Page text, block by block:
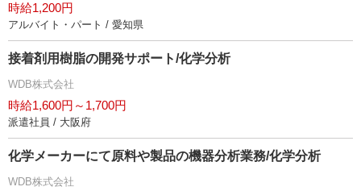
時給1,200円
アルバイト・パート / 愛知県
接着剤用樹脂の開発サポート/化学分析
WDB株式会社
時給1,600円～1,700円
派遣社員 / 大阪府
化学メーカーにて原料や製品の機器分析業務/化学分析
WDB株式会社